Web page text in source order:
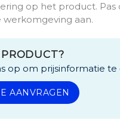
op het product. Pas
werkomgeving aan.
op om prijsinformatie te
AANVRAGEN